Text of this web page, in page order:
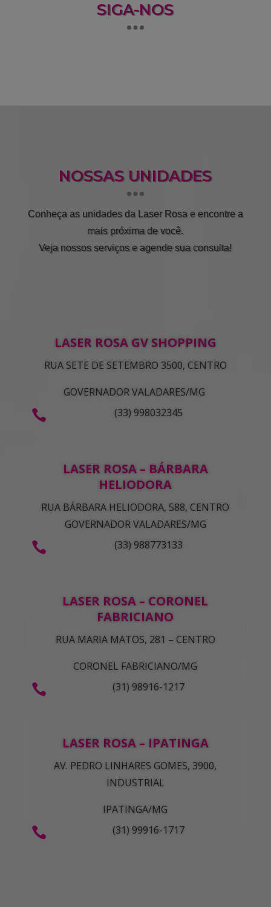
SIGA-NOS
NOSSAS UNIDADES
Conheça as unidades da Laser Rosa e encontre a
mais próxima de você.
Veja nossos serviços e agende sua consulta!
LASER ROSA GV SHOPPING
RUA SETE DE SETEMBRO 3500, CENTRO
GOVERNADOR VALADARES/MG
 (33) 998032345
LASER ROSA – BÁRBARA
HELIODORA
RUA BÁRBARA HELIODORA, 588, CENTRO
GOVERNADOR VALADARES/MG
 (33) 988773133
LASER ROSA – CORONEL
FABRICIANO
RUA MARIA MATOS, 281 – CENTRO
CORONEL FABRICIANO/MG
 (31) 98916-1217
LASER ROSA – IPATINGA
AV. PEDRO LINHARES GOMES, 3900,
INDUSTRIAL
IPATINGA/MG
 (31) 99916-1717